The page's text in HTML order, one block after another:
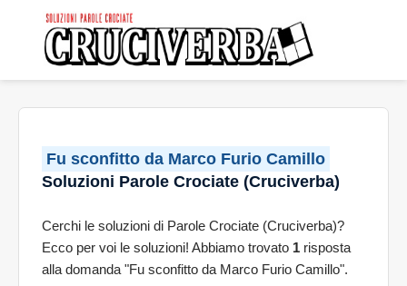
Fu sconfitto da Marco Furio Camillo
Soluzioni Parole Crociate (Cruciverba)
Cerchi le soluzioni di Parole Crociate (Cruciverba)?
Ecco per voi le soluzioni! Abbiamo trovato 1 risposta
alla domanda "Fu sconfitto da Marco Furio Camillo".